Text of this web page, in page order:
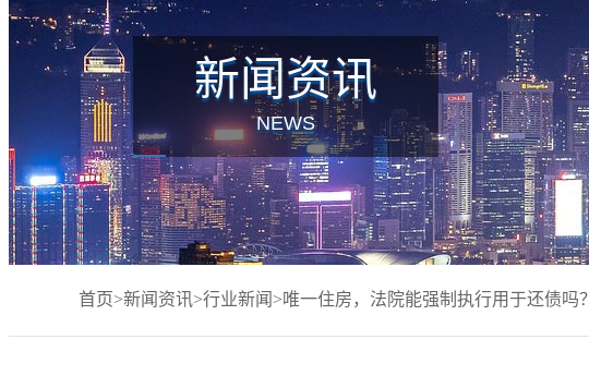
新闻资讯
NEWS
首页>新闻资讯>行业新闻 >唯一住房，法院能强制执行用于还债吗？